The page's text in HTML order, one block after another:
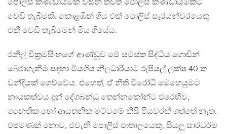
පොලිස් කණ්ඩායමක් විසින් තවත් පොලිස් කණ්ඩායමකට
වෙඩි තැබීමකි. කොළඹින් ගිය එක් පොලිස් සැරයන්වරයෙකු
එකී වෙඩි තැබීමෙන් මිය ගියේය.
රනිල් වික්‍රමසිංහගේ ආණ්ඩුව මේ සමස්ත සිද්ධිය ගොඩින්
බේරාගැනීම සඳහා මියගිය නිලධාරියාට රුපියල් ලක්ෂ 40 ක
වන්දියක් ගෙව්වේය. එහෙත්, ඒ නීති විරෝධී මෙහෙයුමට
නායකත්වය දුන් දේශබන්ධු තෙන්නකෝන්ට එරෙහිව,
නෛතික හෝ ආයතනික මට්ටමේ කිසි පියවරක් ගත්තේ නැත.
එපමණක් නොව, එවැනි පොලිස් පාතාලයෙකු, සියලූ සාරධර්ම